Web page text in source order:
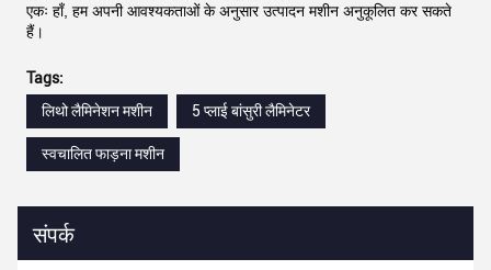
एकः हाँ, हम अपनी आवश्यकताओं के अनुसार उत्पादन मशीन अनुकूलित कर सकते
हैं।
Tags:
लिथो लैमिनेशन मशीन
5 प्लाई बांसुरी लैमिनेटर
स्वचालित फाड़ना मशीन
संपर्क